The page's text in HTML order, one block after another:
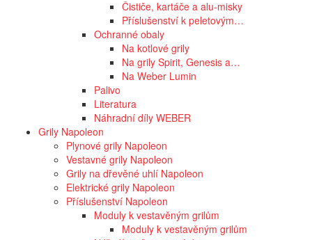
Čističe, kartáče a alu-misky
Příslušenství k peletovým…
Ochranné obaly
Na kotlové grily
Na grily Spirit, Genesis a…
Na Weber Lumin
Palivo
Literatura
Náhradní díly WEBER
Grily Napoleon
Plynové grily Napoleon
Vestavné grily Napoleon
Grily na dřevěné uhlí Napoleon
Elektrické grily Napoleon
Příslušenství Napoleon
Moduly k vestavěným grilům
Moduly k vestavěným grilům